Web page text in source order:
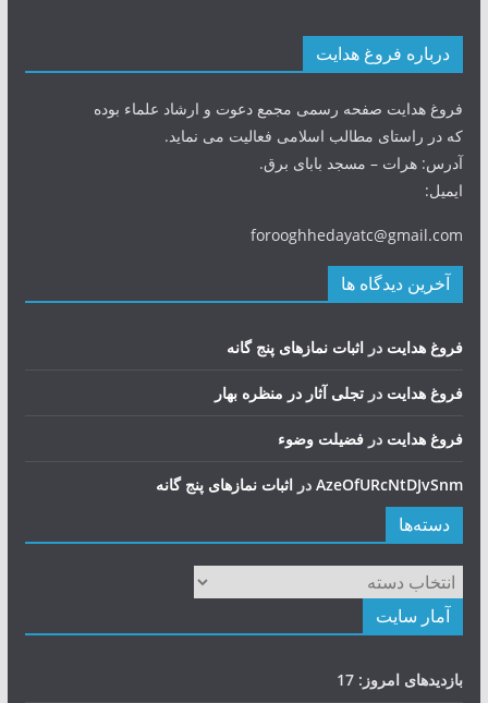
درباره فروغ هدایت
فروغ هدایت صفحه رسمی مجمع دعوت و ارشاد علماء بوده
که در راستای مطالب اسلامی فعالیت می نماید.
آدرس: هرات – مسجد بابای برق.
ایمیل:
forooghhedayatc@gmail.com
آخرین دیدگاه ها
فروغ هدایت در اثبات نمازهای پنج گانه
فروغ هدایت در تجلی آثار در منظره بهار
فروغ هدایت در فضيلت وضوء
AzeOfURcNtDJvSnmدر اثبات نمازهای پنج گانه
دسته‌ها
دسته‌ها
آمار سایت
بازدیدهای امروز: 17